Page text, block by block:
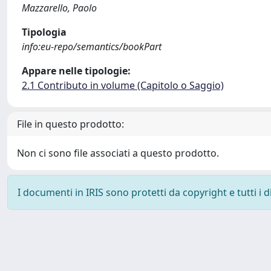
Mazzarello, Paolo
Tipologia
info:eu-repo/semantics/bookPart
Appare nelle tipologie:
2.1 Contributo in volume (Capitolo o Saggio)
File in questo prodotto:
Non ci sono file associati a questo prodotto.
I documenti in IRIS sono protetti da copyright e tutti i